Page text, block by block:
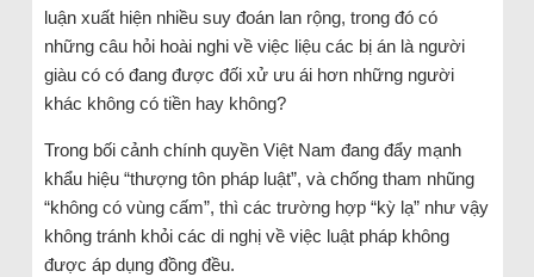
luận xuất hiện nhiều suy đoán lan rộng, trong đó có
những câu hỏi hoài nghi về việc liệu các bị án là người
giàu có có đang được đối xử ưu ái hơn những người
khác không có tiền hay không?
Trong bối cảnh chính quyền Việt Nam đang đẩy mạnh
khẩu hiệu “thượng tôn pháp luật”, và chống tham nhũng
“không có vùng cấm”, thì các trường hợp “kỳ lạ” như vậy
không tránh khỏi các di nghị về việc luật pháp không
được áp dụng đồng đều.